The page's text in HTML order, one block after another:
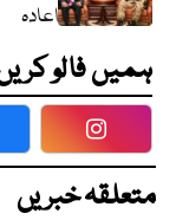
اعادہ
ہمیں فالو
متعلقہ خبریں